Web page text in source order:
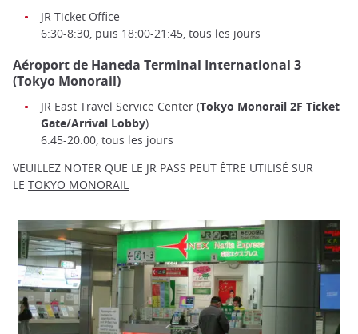
JR Ticket Office
6:30-8:30, puis 18:00-21:45, tous les jours
Aéroport de Haneda Terminal International 3
(Tokyo Monorail)
JR East Travel Service Center (Tokyo Monorail 2F Ticket
Gate/Arrival Lobby)
6:45-20:00, tous les jours
VEUILLEZ NOTER QUE LE JR PASS PEUT ÊTRE UTILISÉ SUR
LE TOKYO MONORAIL